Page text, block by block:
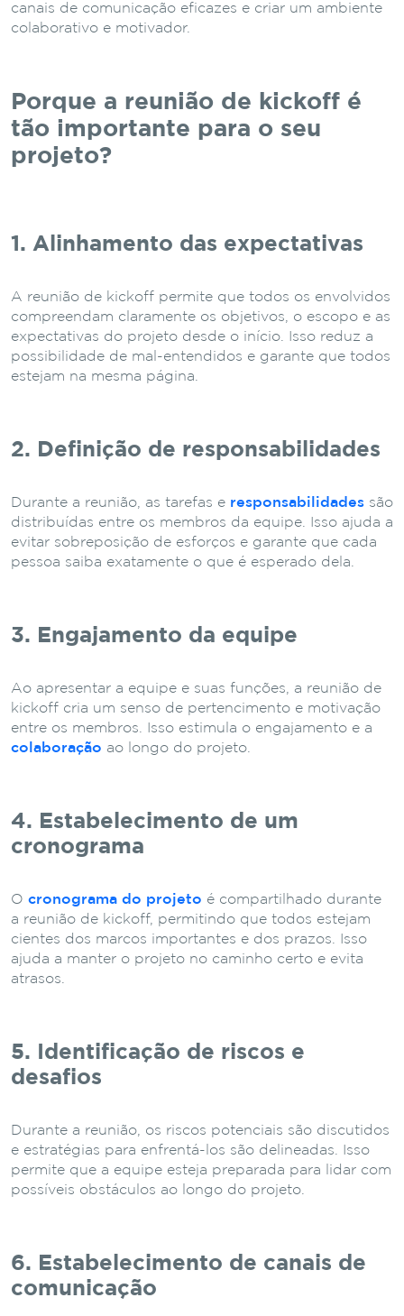
canais de comunicação eficazes e criar um ambiente
colaborativo e motivador.
Porque a reunião de kickoff é
tão importante para o seu
projeto?
1. Alinhamento das expectativas
A reunião de kickoff permite que todos os envolvidos
compreendam claramente os objetivos, o escopo e as
expectativas do projeto desde o início. Isso reduz a
possibilidade de mal-entendidos e garante que todos
estejam na mesma página.
2. Definição de responsabilidades
Durante a reunião, as tarefas e responsabilidades são
distribuídas entre os membros da equipe. Isso ajuda a
evitar sobreposição de esforços e garante que cada
pessoa saiba exatamente o que é esperado dela.
3. Engajamento da equipe
Ao apresentar a equipe e suas funções, a reunião de
kickoff cria um senso de pertencimento e motivação
entre os membros. Isso estimula o engajamento e a
colaboração ao longo do projeto.
4. Estabelecimento de um
cronograma
O cronograma do projeto é compartilhado durante
a reunião de kickoff, permitindo que todos estejam
cientes dos marcos importantes e dos prazos. Isso
ajuda a manter o projeto no caminho certo e evita
atrasos.
5. Identificação de riscos e
desafios
Durante a reunião, os riscos potenciais são discutidos
e estratégias para enfrentá-los são delineadas. Isso
permite que a equipe esteja preparada para lidar com
possíveis obstáculos ao longo do projeto.
6. Estabelecimento de canais de
comunicação